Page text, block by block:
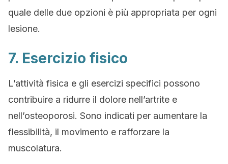
quale delle due opzioni è più appropriata per ogni
lesione.
7. Esercizio fisico
L’attività fisica e gli esercizi specifici possono
contribuire a ridurre il dolore nell’artrite e
nell’osteoporosi. Sono indicati per aumentare la
flessibilità, il movimento e rafforzare la
muscolatura.